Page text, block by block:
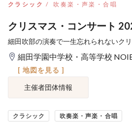
クラシック 吹奏楽・声楽・合唱
クリスマス・コンサート
細田吹部の演奏で一生忘れられないクリ
細田学園中学校・高等学校
[ 地図を見る ]
主催者団体情報
クラシック 吹奏楽・声楽・合唱